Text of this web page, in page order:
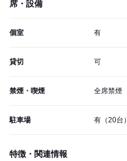
席・設備
個室 有
貸切 可
禁煙・喫煙 全席禁煙
駐車場 有（20台）
特徴・関連情報